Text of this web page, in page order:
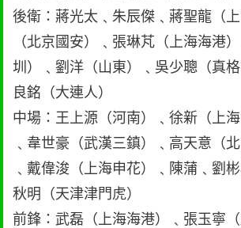
後衛：蔣光太﹑朱辰傑﹑蔣聖龍（
（北京國安）﹑張琳芃（上海海港
圳）﹑劉洋（山東）﹑吳少聰（真
良銘（大連人）
中場：王上源（河南）﹑徐新（上
﹑韋世豪（武漢三鎮）﹑高天意（
﹑戴偉浚（上海申花）﹑陳蒲﹑劉
秋明（天津津門虎）
前鋒：武磊（上海海港）﹑張玉寧